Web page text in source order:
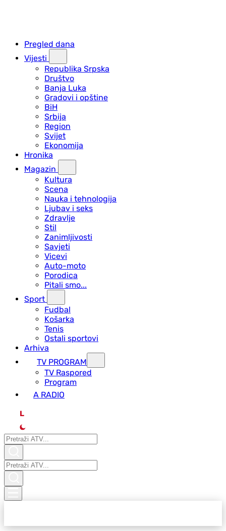
Pregled dana
Vijesti
Republika Srpska
Društvo
Banja Luka
Gradovi i opštine
BiH
Srbija
Region
Svijet
Ekonomija
Hronika
Magazin
Kultura
Scena
Nauka i tehnologija
Ljubav i seks
Zdravlje
Stil
Zanimljivosti
Savjeti
Vicevi
Auto-moto
Porodica
Pitali smo...
Sport
Fudbal
Košarka
Tenis
Ostali sportovi
Arhiva
TV PROGRAM
ТV Raspored
Program
A RADIO
L